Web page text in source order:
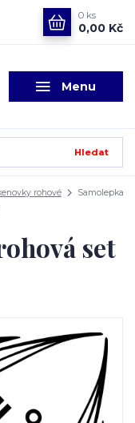
Menu
Hledat
0 ks
0,00 Kč
rohové
Samolepka
set